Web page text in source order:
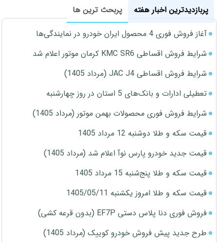
پربازدیدترین اخبار هفته
پربحث ترین ها
آغاز فروش فوری 4 محصول ایران خودرو در نمایندگی‌ها
شرایط فروش اقساطی KMC SR6 کرمان موتور اعلام شد
شرایط فروش اقساطی JAC J4 (مرداد 1405)
تعطیلی ادارات و بانک‌های 5 استان در روز چهارشنبه
شرایط فروش فوری محصولات بهمن موتور (مرداد 1405)
قیمت سکه و طلا دوشنبه 12 مرداد 1405
قیمت جدید خودرو پارس نوآ اعلام شد (مرداد 1405)
قیمت سکه و طلا پنج‌شنبه 15 مرداد 1405
قیمت سکه و طلا امروز یکشنبه 1405/05/11
فروش فوری دنا پلاس دستی EF7P (بدون قرعه کشی)
طرح جدید پیش فروش خودرو کوییک (مرداد 1405)